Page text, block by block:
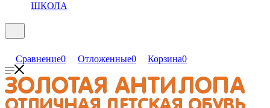
ШКОЛА
Сравнение0 Отложенные0 Корзина0